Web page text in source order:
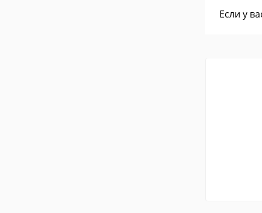
Если у